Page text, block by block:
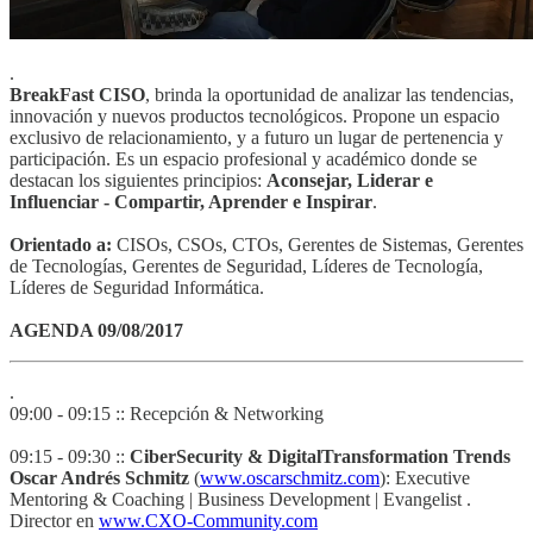
.
BreakFast CISO, brinda la oportunidad de analizar las tendencias,
innovación y nuevos productos tecnológicos. Propone un espacio
exclusivo de relacionamiento, y a futuro un lugar de pertenencia y
participación. Es un espacio profesional y académico donde se
destacan los siguientes principios: Aconsejar, Liderar e
Influenciar - Compartir, Aprender e Inspirar.
Orientado a: CISOs, CSOs, CTOs, Gerentes de Sistemas, Gerentes
de Tecnologías, Gerentes de Seguridad, Líderes de Tecnología,
Líderes de Seguridad Informática.
AGENDA 09/08/2017
.
09:00 - 09:15 :: Recepción & Networking
09:15 - 09:30 :: CiberSecurity & DigitalTransformation Trends
Oscar Andrés Schmitz (www.oscarschmitz.com): Executive
Mentoring & Coaching | Business Development | Evangelist .
Director en www.CXO-Community.com